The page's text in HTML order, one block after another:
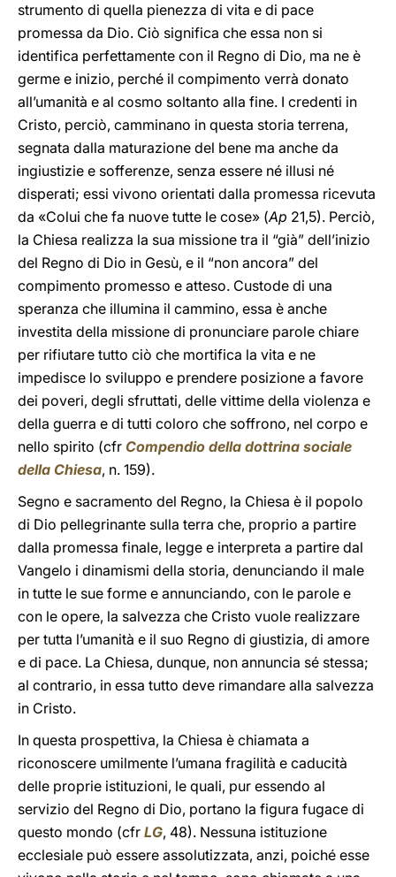
strumento di quella pienezza di vita e di pace
promessa da Dio. Ciò significa che essa non si
identifica perfettamente con il Regno di Dio, ma ne è
germe e inizio, perché il compimento verrà donato
all’umanità e al cosmo soltanto alla fine. I credenti in
Cristo, perciò, camminano in questa storia terrena,
segnata dalla maturazione del bene ma anche da
ingiustizie e sofferenze, senza essere né illusi né
disperati; essi vivono orientati dalla promessa ricevuta
da «Colui che fa nuove tutte le cose» (Ap 21,5). Perciò,
la Chiesa realizza la sua missione tra il “già” dell’inizio
del Regno di Dio in Gesù, e il “non ancora” del
compimento promesso e atteso. Custode di una
speranza che illumina il cammino, essa è anche
investita della missione di pronunciare parole chiare
per rifiutare tutto ciò che mortifica la vita e ne
impedisce lo sviluppo e prendere posizione a favore
dei poveri, degli sfruttati, delle vittime della violenza e
della guerra e di tutti coloro che soffrono, nel corpo e
nello spirito (cfr Compendio della dottrina sociale
della Chiesa, n. 159).
Segno e sacramento del Regno, la Chiesa è il popolo
di Dio pellegrinante sulla terra che, proprio a partire
dalla promessa finale, legge e interpreta a partire dal
Vangelo i dinamismi della storia, denunciando il male
in tutte le sue forme e annunciando, con le parole e
con le opere, la salvezza che Cristo vuole realizzare
per tutta l’umanità e il suo Regno di giustizia, di amore
e di pace. La Chiesa, dunque, non annuncia sé stessa;
al contrario, in essa tutto deve rimandare alla salvezza
in Cristo.
In questa prospettiva, la Chiesa è chiamata a
riconoscere umilmente l’umana fragilità e caducità
delle proprie istituzioni, le quali, pur essendo al
servizio del Regno di Dio, portano la figura fugace di
questo mondo (cfr LG, 48). Nessuna istituzione
ecclesiale può essere assolutizzata, anzi, poiché esse